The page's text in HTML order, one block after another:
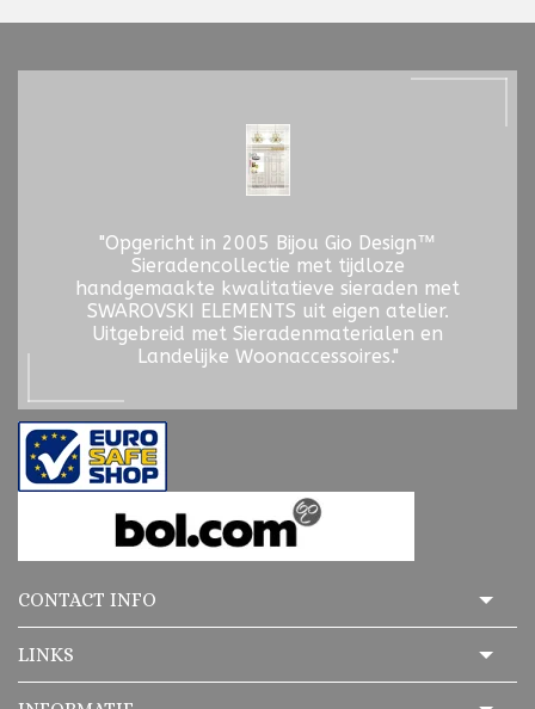
"Opgericht in 2005 Bijou Gio Design™
Sieradencollectie met tijdloze
handgemaakte kwalitatieve sieraden met
SWAROVSKI ELEMENTS uit eigen atelier.
Uitgebreid met Sieradenmaterialen en
Landelijke Woonaccessoires."
CONTACT INFO
LINKS